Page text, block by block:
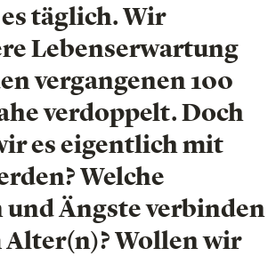
täglich. Wir
Lebenserwartung
vergangenen 100
verdoppelt. Doch
es eigentlich mit
Welche
Ängste verbinden
Wollen wir